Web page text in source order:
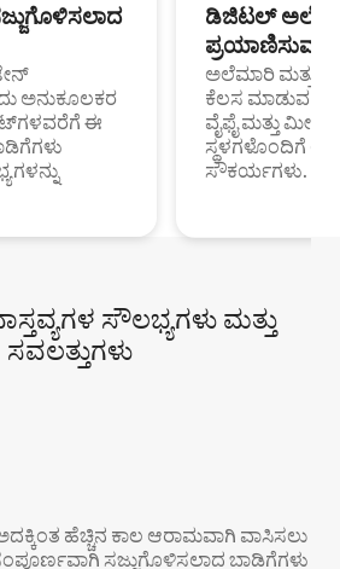
ಅನುಕೂಲಕರ
ಈ
ಡಿಜಿಟಲ್
ಪ್ರಯಾಣಿಸುವ
ಅಲೆಮಾರಿ ಮತ್ತು
ಕೆಲಸ ಮಾಡುವ
ವೈಫೈ ಮತ್ತು
ಸ್ಥಳಗಳೊಂದಿಗೆ
ಸೌಕರ್ಯಗಳು.
ಸೌಲಭ್ಯಗಳು ಮತ್ತು
ಸವಲತ್ತುಗಳು
ಹೆಚ್ಚಿನ ಕಾಲ ಆರಾಮವಾಗಿ ವಾಸಿಸಲು
ಸಜ್ಜುಗೊಳಿಸಲಾದ ಬಾಡಿಗೆಗಳು